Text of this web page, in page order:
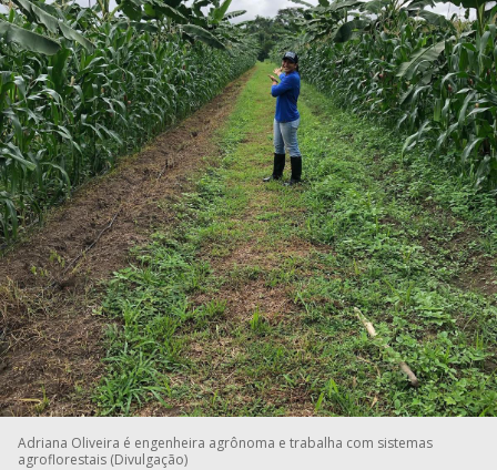
Adriana Oliveira é engenheira agrônoma e trabalha com sistemas
agroflorestais (Divulgação)